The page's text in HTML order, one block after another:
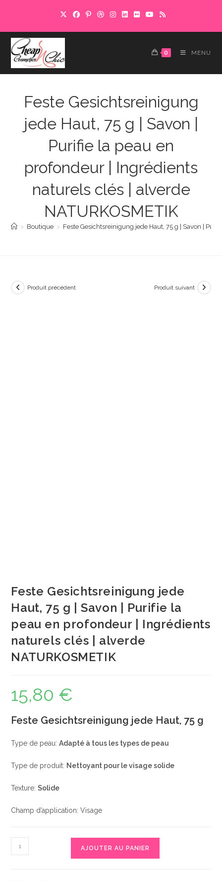
content
0 MENU
Feste Gesichtsreinigung
jede Haut, 75 g | Savon |
Purifie la peau en
profondeur | Ingrédients
naturels clés | alverde
NATURKOSMETIK
> Boutique > Feste Gesichtsreinigung jede Haut, 75 g | Savon |
Produit précédent Produit suivant
Feste Gesichtsreinigung jede
Haut, 75 g | Savon | Purifie la
peau en profondeur | Ingrédients
naturels clés | alverde
NATURKOSMETIK
15,80 €
Feste Gesichtsreinigung jede Haut, 75 g
Type de peau:Adapté à tous les types de peau
Type de produit: Nettoyant pour le visage solide
Texture:Solide
Champ d’application: Visage
quantité
de
AJOUTER AU PANIER